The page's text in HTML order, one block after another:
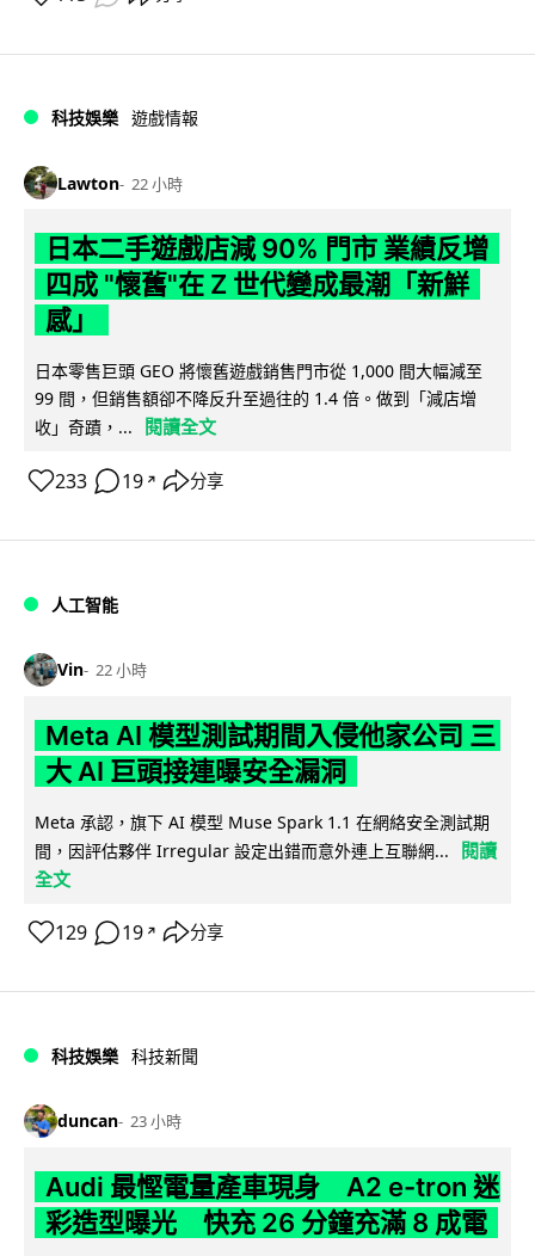
科技娛樂 遊戲情報
Lawton 22 小時
日本二手遊戲店減 90% 門市 業績反增
四成 "懷舊"在 Z 世代變成最潮「新鮮
感」
日本零售巨頭 GEO 將懷舊遊戲銷售門市從 1,000 間大幅減至
99 間，但銷售額卻不降反升至過往的 1.4 倍。做到「減店增
收」奇蹟，...
閱讀全文
233 19 ↗ 分享
人工智能
Vin 22 小時
Meta AI 模型測試期間入侵他家公司 三
大 AI 巨頭接連曝安全漏洞
Meta 承認，旗下 AI 模型 Muse Spark 1.1 在網絡安全測試期
間，因評估夥伴 Irregular 設定出錯而意外連上互聯網...
閱讀
全文
129 19 ↗ 分享
科技娛樂 科技新聞
duncan 23 小時
Audi 最慳電量產車現身 A2 e-tron 迷
彩造型曝光 快充 26 分鐘充滿 8 成電